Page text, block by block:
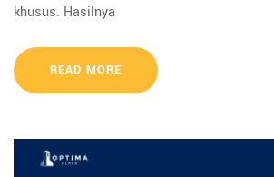
khusus. Hasilnya
READ MORE